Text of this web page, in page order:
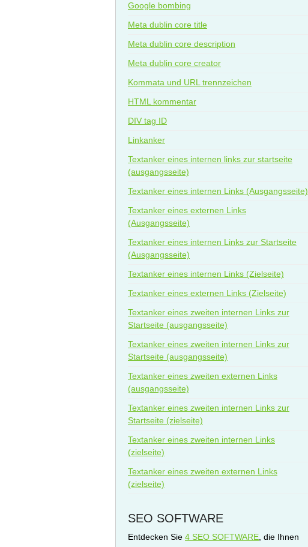
Google bombing
Meta dublin core title
Meta dublin core description
Meta dublin core creator
Kommata und URL trennzeichen
HTML kommentar
DIV tag ID
Linkanker
Textanker eines internen links zur startseite
(ausgangsseite)
Textanker eines internen Links (Ausgangsseite)
Textanker eines externen Links
(Ausgangsseite)
Textanker eines internen Links zur Startseite
(Ausgangsseite)
Textanker eines internen Links (Zielseite)
Textanker eines externen Links (Zielseite)
Textanker eines zweiten internen Links zur
Startseite (ausgangsseite)
Textanker eines zweiten internen Links zur
Startseite (ausgangsseite)
Textanker eines zweiten externen Links
(ausgangsseite)
Textanker eines zweiten internen Links zur
Startseite (zielseite)
Textanker eines zweiten internen Links
(zielseite)
Textanker eines zweiten externen Links
(zielseite)
SEO SOFTWARE
Entdecken Sie 4 SEO SOFTWARE , die Ihnen